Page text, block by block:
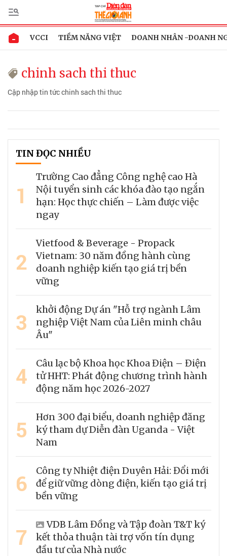
VCCI TIỀM NĂNG VIỆT DOANH NHÂN -DOANH
chinh sach thi thuc
Cập nhập tin tức chinh sach thi thuc
TIN ĐỌC NHIỀU
1
Trường Cao đẳng Công nghệ cao Hà
Nội tuyển sinh các khóa đào tạo ngắn
hạn: Học thực chiến – Làm được việc
ngay
2
Vietfood & Beverage - Propack
Vietnam: 30 năm đồng hành cùng
doanh nghiệp kiến tạo giá trị bền
vững
3
khởi động Dự án "Hỗ trợ ngành Lâm
nghiệp Việt Nam của Liên minh châu
Âu"
4
Câu lạc bộ Khoa học Khoa Điện – Điện
tử HHT: Phát động chương trình hành
động năm học 2026-2027
5
Hơn 300 đại biểu, doanh nghiệp đăng
ký tham dự Diễn đàn Uganda - Việt
Nam
6
Công ty Nhiệt điện Duyên Hải: Đổi mới
để giữ vững dòng điện, kiến tạo giá trị
bền vững
7
VDB Lâm Đồng và Tập đoàn T&T ký
kết thỏa thuận tài trợ vốn tín dụng
đầu tư của Nhà nước